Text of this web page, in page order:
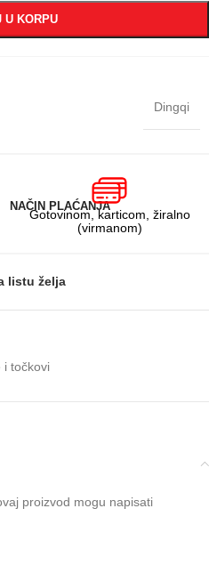
U KORPU
Dingqi
NAČIN PLAĆANJA
Gotovinom, karticom, žiralno
(virmanom)
listu želja
i točkovi
proizvod mogu napisati